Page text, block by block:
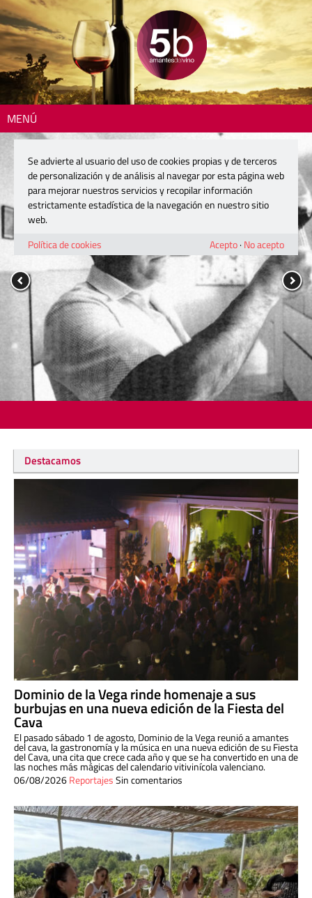
MENÚ
Destacamos
Dominio de la Vega rinde homenaje a sus
burbujas en una nueva edición de la Fiesta del
Cava
El pasado sábado 1 de agosto, Dominio de la Vega reunió a amantes
del cava, la gastronomía y la música en una nueva edición de su Fiesta
del Cava, una cita que crece cada año y que se ha convertido en una de
las noches más mágicas del calendario vitivinícola valenciano.
06/08/2026ReportajesSin comentarios
Se advierte al usuario del uso de cookies propias y de terceros
de personalización y de análisis al navegar por esta página web
para mejorar nuestros servicios y recopilar información
estrictamente estadística de la navegación en nuestro sitio
web.
Política de cookies
Acepto· No acepto